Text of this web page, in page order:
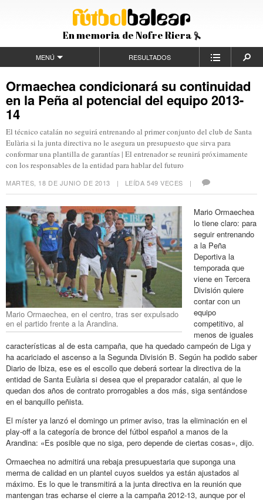
En memoria de Nofre Riera
MENÚ RESULTADOS
Ormaechea condicionará su continuidad
en la Peña al potencial del equipo 2013-
14
El técnico catalán no seguirá entrenando al primer conjunto del club de Santa
Eulària si la junta directiva no le asegura un presupuesto que sirva para
conformar una plantilla de garantías | El entrenador se reunirá próximamente
con los responsables de la entidad para hablar del futuro
MARTES, 18 DE JUNIO DE 2013 | LEÍDA 549 VECES |
Mario Ormaechea, en el centro, tras ser expulsado
en el partido frente a la Arandina.
Mario Ormaechea
lo tiene claro: para
seguir entrenando
a la Peña
Deportiva la
temporada que
viene en Tercera
División quiere
contar con un
equipo
competitivo, al
menos de iguales
características al de esta campaña, que ha quedado campeón de Liga y
ha acariciado el ascenso a la Segunda División B. Según ha podido saber
Diario de Ibiza, ese es el escollo que deberá sortear la directiva de la
entidad de Santa Eulària si desea que el preparador catalán, al que le
quedan dos años de contrato prorrogables a dos más, siga sentándose
en el banquillo peñista.
El míster ya lanzó el domingo un primer aviso, tras la eliminación en el
play-off a la categoría de bronce del fútbol español a manos de la
Arandina: «Es posible que no siga, pero depende de ciertas cosas», dijo.
Ormaechea no admitirá una rebaja presupuestaria que suponga una
merma de calidad en un plantel cuyos sueldos ya están ajustados al
máximo. Es lo que le transmitirá a la junta directiva en la reunión que
mantengan tras echarse el cierre a la campaña 2012-13, aunque por el